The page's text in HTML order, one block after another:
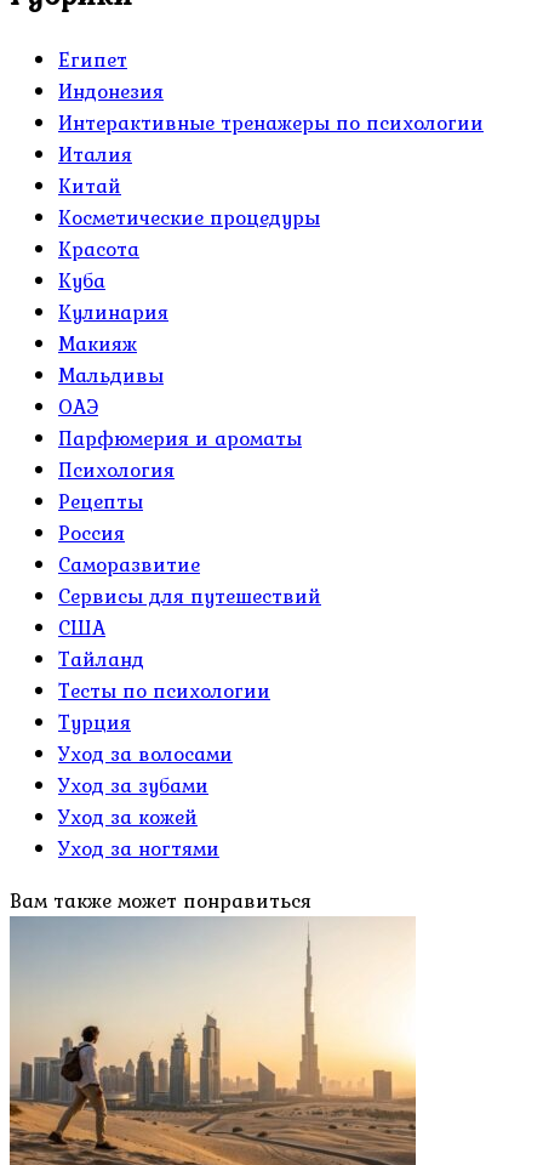
Египет
Индонезия
Интерактивные тренажеры по психологии
Италия
Китай
Косметические процедуры
Красота
Куба
Кулинария
Макияж
Мальдивы
ОАЭ
Парфюмерия и ароматы
Психология
Рецепты
Россия
Саморазвитие
Сервисы для путешествий
США
Тайланд
Тесты по психологии
Турция
Уход за волосами
Уход за зубами
Уход за кожей
Уход за ногтями
Вам также может понравиться